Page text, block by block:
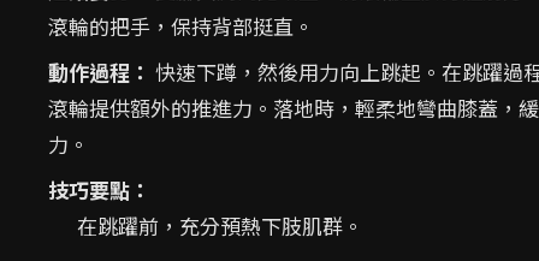
滾輪的把手，保持背部挺直。
動作過程： 快速下蹲，然後用力向上跳起。在跳躍過
滾輪提供額外的推進力。落地時，輕柔地彎曲膝蓋，
力。
技巧要點：
在跳躍前，充分預熱下肢肌群。